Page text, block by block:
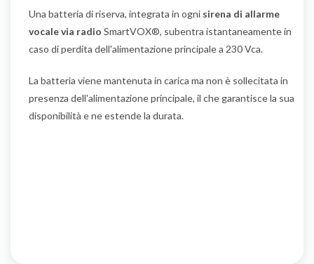
Una batteria di riserva, integrata in ogni sirena di allarme
vocale via radio SmartVOX®, subentra istantaneamente in
caso di perdita dell'alimentazione principale a 230 Vca.
La batteria viene mantenuta in carica ma non è sollecitata in
presenza dell'alimentazione principale, il che garantisce la sua
disponibilità e ne estende la durata.